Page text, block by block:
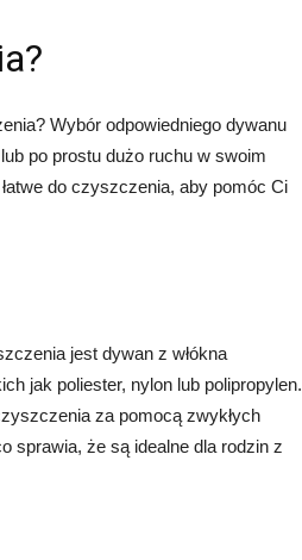
Wybór odpowiedniego dywanu
po prostu dużo ruchu w swoim
do czyszczenia, aby pomóc Ci
jest dywan z włókna
jak poliester, nylon lub polipropylen.
za pomocą zwykłych
sprawia, że są idealne dla rodzin z